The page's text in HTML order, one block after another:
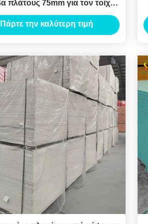
πλάτους 75mm για τον τοίχο
χωρισμάτων
Πάρτε την καλύτερη τιμή